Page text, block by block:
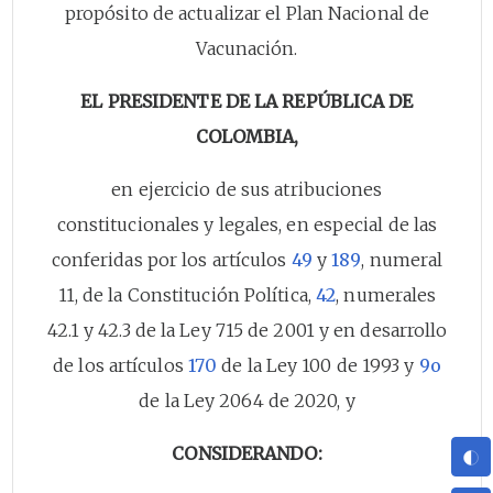
propósito de actualizar el Plan Nacional de
Vacunación.
EL PRESIDENTE DE LA REPÚBLICA DE
COLOMBIA,
en ejercicio de sus atribuciones
constitucionales y legales, en especial de las
conferidas por los artículos 49 y189, numeral
11, de la Constitución Política, 42, numerales
42.1 y 42.3 de la Ley 715 de 2001 y en desarrollo
de los artículos 170 de la Ley 100 de 1993 y 9o
de la Ley 2064 de 2020, y
CONSIDERANDO: